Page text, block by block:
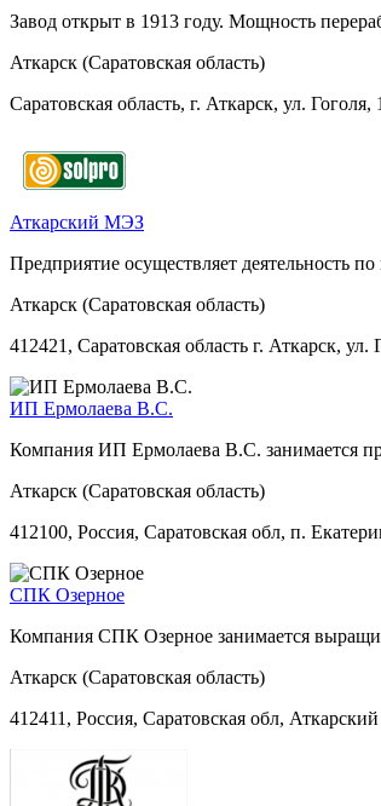
Завод открыт в 1913 году. Мощность
Аткарск (Саратовская область)
Саратовская область, г. Аткарск, ул. Гоголя,
Аткарский МЭЗ
Предприятие осуществляет деятельность
Аткарск (Саратовская область)
412421, Саратовская область г. Аткарск, ул.
ИП Ермолаева В.С.
Компания ИП Ермолаева В.С. занимается
Аткарск (Саратовская область)
412100, Россия, Саратовская обл, п.
СПК Озерное
Компания СПК Озерное занимается
Аткарск (Саратовская область)
412411, Россия, Саратовская обл,